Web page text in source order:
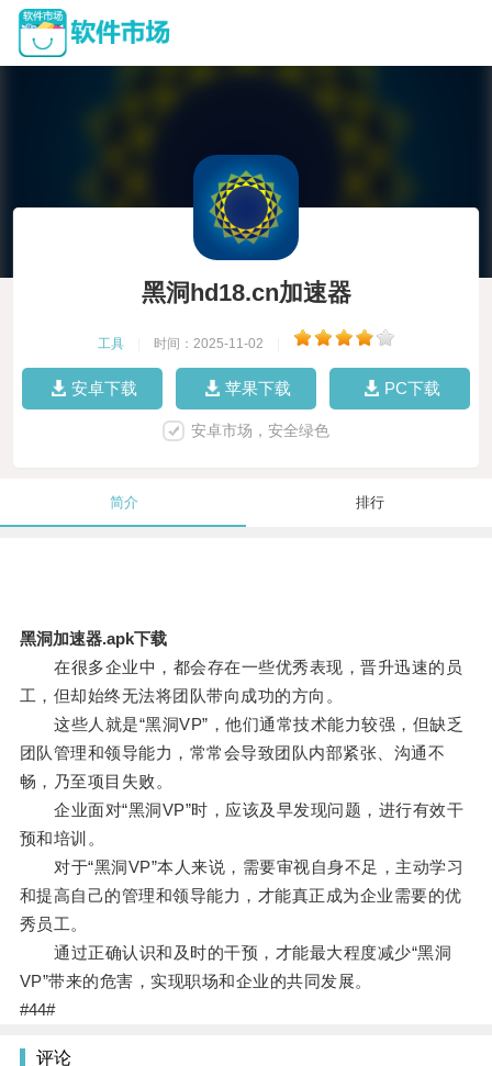
黑洞hd18.cn加速器
工具 时间：2025-11-02
安卓下载 苹果下载 PC下载
安卓市场，安全绿色
简介 排行
黑洞加速器.apk下载
在很多企业中，都会存在一些优秀表现，晋升迅速的员
工，但却始终无法将团队带向成功的方向。
这些人就是“黑洞VP”，他们通常技术能力较强，但缺乏
团队管理和领导能力，常常会导致团队内部紧张、沟通不
畅，乃至项目失败。
企业面对“黑洞VP”时，应该及早发现问题，进行有效干
预和培训。
对于“黑洞VP”本人来说，需要审视自身不足，主动学习
和提高自己的管理和领导能力，才能真正成为企业需要的优
秀员工。
通过正确认识和及时的干预，才能最大程度减少“黑洞
VP”带来的危害，实现职场和企业的共同发展。
#44#
评论